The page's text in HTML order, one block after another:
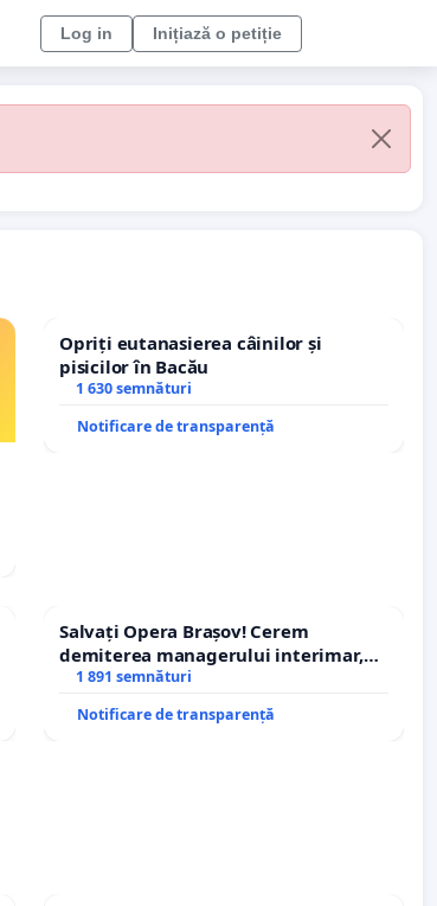
Log in Inițiază o petiție
Opriți eutanasierea câinilor și
pisicilor în Bacău
1 630 semnături
Notificare de transparență
Salvați Opera Brașov! Cerem
demiterea managerului interimar,
Petrean Lucian-Marius!
1 891 semnături
Notificare de transparență